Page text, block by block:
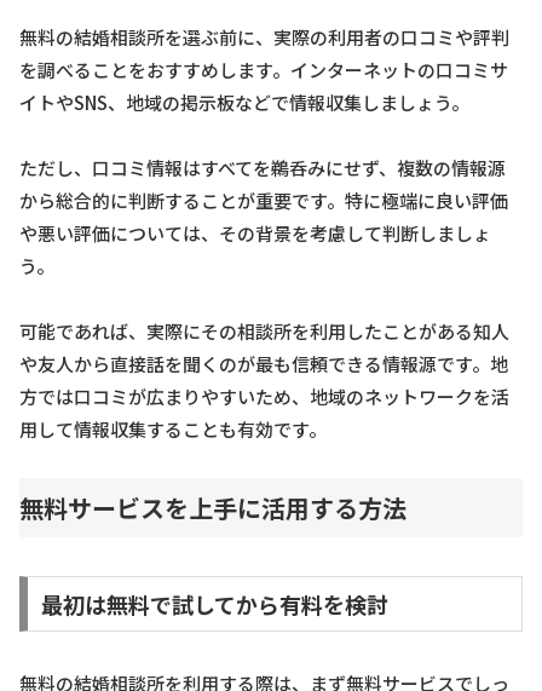
無料の結婚相談所を選ぶ前に、実際の利用者の口コミや評判
を調べることをおすすめします。インターネットの口コミサ
イトやSNS、地域の掲示板などで情報収集しましょう。
ただし、口コミ情報はすべてを鵜呑みにせず、複数の情報源
から総合的に判断することが重要です。特に極端に良い評価
や悪い評価については、その背景を考慮して判断しましょ
う。
可能であれば、実際にその相談所を利用したことがある知人
や友人から直接話を聞くのが最も信頼できる情報源です。地
方では口コミが広まりやすいため、地域のネットワークを活
用して情報収集することも有効です。
無料サービスを上手に活用する方法
最初は無料で試してから有料を検討
無料の結婚相談所を利用する際は、まず無料サービスでしっ